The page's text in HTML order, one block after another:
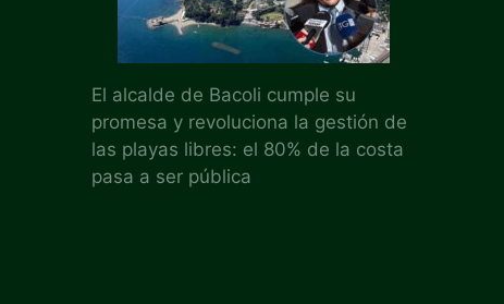
El alcalde de Bacoli cumple su
promesa y revoluciona la gestión de
las playas libres: el 80% de la costa
pasa a ser pública